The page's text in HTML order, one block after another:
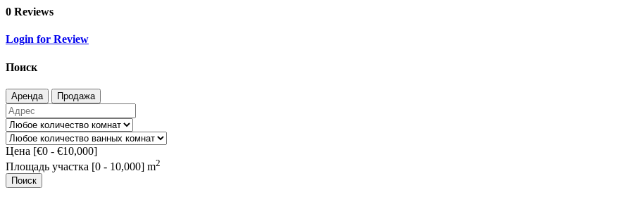
0 Reviews
Login for Review
Поиск
Аренда Продажа
Цена [€0 - €10,000]
Площадь участка [0 - 10,000] m2
Поиск